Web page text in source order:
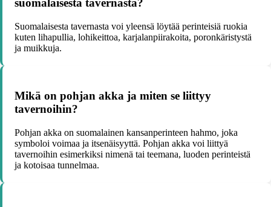
suomalaisesta tavernasta?
Suomalaisesta tavernasta voi yleensä löytää perinteisiä ruokia
kuten lihapullia, lohikeittoa, karjalanpiirakoita, poronkäristystä
ja muikkuja.
Mikä on pohjan akka ja miten se liittyy
tavernoihin?
Pohjan akka on suomalainen kansanperinteen hahmo, joka
symboloi voimaa ja itsenäisyyttä. Pohjan akka voi liittyä
tavernoihin esimerkiksi nimenä tai teemana, luoden perinteistä
ja kotoisaa tunnelmaa.